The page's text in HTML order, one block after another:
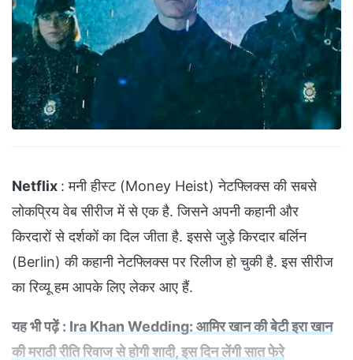
Netflix : मनी हीस्ट (Money Heist) नेटफ्लिक्स की सबसे
लोकप्रिय वेब सीरीज में से एक है. जिसने अपनी कहानी और
किरदारों से दर्शकों का दिल जीता है. इससे जुड़े किरदार बर्लिन
(Berlin) की कहानी नेटफ्लिक्स पर रिलीज हो चुकी है. इस सीरीज
का रिव्यू हम आपके लिए लेकर आए हैं.
यह भी पढ़ें : Ira Khan Wedding: आमिर खान की बेटी इरा खान
की मराठी रीति रिवाज से होगी शादी, इस दिन लेंगी सात फेरे